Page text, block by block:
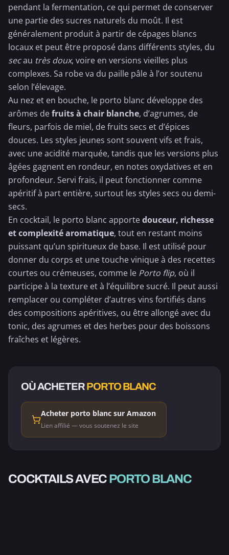
pendant la fermentation, ce qui permet de conserver
une partie des sucres naturels du moût. Il est
généralement produit à partir de cépages blancs
locaux et peut être proposé dans différents styles, du
secau très doux, voire en versions vieilles plus
complexes. Sa robe va du paille pâle à l’or soutenu
selon l’élevage.
Au nez et en bouche, le porto blanc développe des
arômes defruits à chair blanche, d’agrumes, de
fleurs, parfois de miel, de fruits secs et d’épices
douces. Les styles jeunes sont souvent vifs et frais,
avec une acidité marquée, tandis que les versions plus
âgées gagnent en rondeur, en notes oxydatives et en
profondeur. Servi frais, il peut fonctionner comme
apéritif à part entière, surtout les styles secs ou demi-
secs.
En cocktail, le porto blanc apportedouceur, richesse
et complexité aromatique, tout en restant moins
puissant qu’un spiritueux de base. Il est utilisé pour
donner du corps et une touche vinique à des recettes
courtes ou crémeuses, comme le Porto flip, où il
participe à la texture et à l’équilibre sucré. Il peut aussi
remplacer ou compléter d’autres vins fortifiés dans
des compositions apéritives, ou être allongé avec du
tonic, des agrumes et des herbes pour des boissons
fraîches et légères.
OÙ ACHETERPORTO BLANC
Acheter porto blanc sur Amazon
Lien affilié — vous soutenez le site
COCKTAILS AVECPORTO BLANC
PORTO FLIP